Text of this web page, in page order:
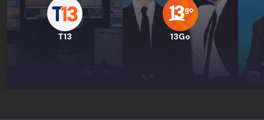
T13 13Go